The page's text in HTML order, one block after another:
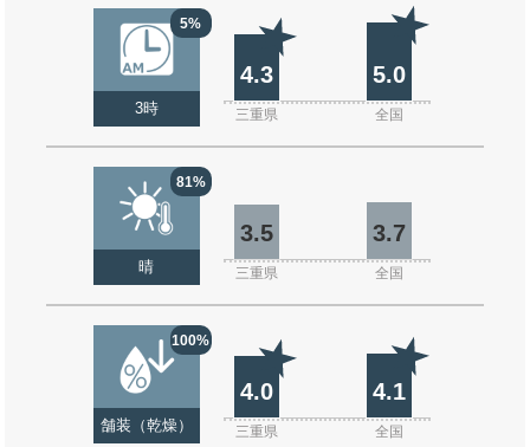
5%
3時
4.3 5.0
三重県 全国
81%
晴
3.5 3.7
三重県 全国
100%
舗装（乾燥）
4.0 4.1
三重県 全国